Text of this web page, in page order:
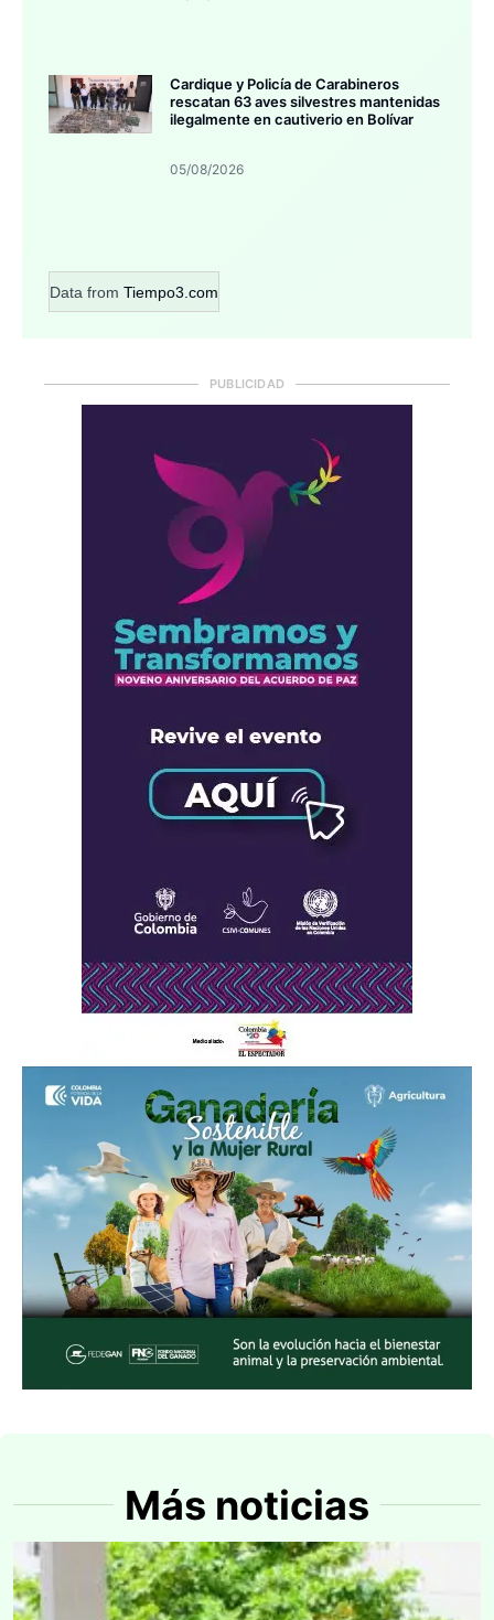
Cardique y Policía de Carabineros
rescatan 63 aves silvestres mantenidas
ilegalmente en cautiverio en Bolívar
05/08/2026
Data from Tiempo3.com
PUBLICIDAD
Más noticias